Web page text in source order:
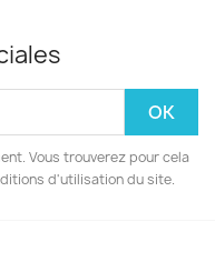
Vous trouverez pour cela
d'utilisation du site.